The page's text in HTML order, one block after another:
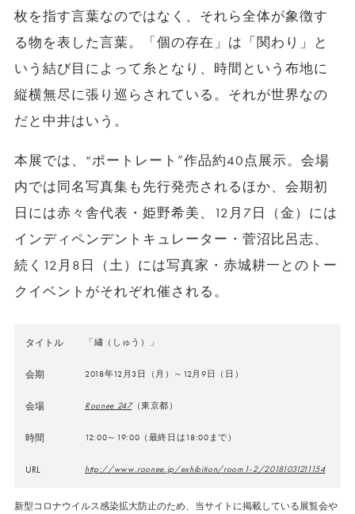
枚を指す言葉なのではなく、それら全体が象徴す
る物を表した言葉。「個の存在」は「関わり」と
いう結び目によって糸となり、時間という布地に
縦横無尽に張り巡らされている。それが世界なの
だと中井はいう。
本展では、“ポートレート”作品約40点展示。会場
内では同名写真集も先行発売されるほか、会期初
日には赤々舎代表・姫野希美、12月7日（金）には
インディペンデントキュレーター・菅沼比呂志、
続く12月8日（土）には写真家・赤城耕一とのトー
クイベントがそれぞれ催される。
タイトル 「繡（しゅう）」
会期 2018年12月3日（月）～12月9日（日）
会場 Roonee 247（東京都）
時間 12:00～19:00（最終日は18:00まで）
URL http://www.roonee.jp/exhibition/room1-2/20181031211154
新型コロナウイルス感染拡大防止のため、当サイトに掲載している展覧会や